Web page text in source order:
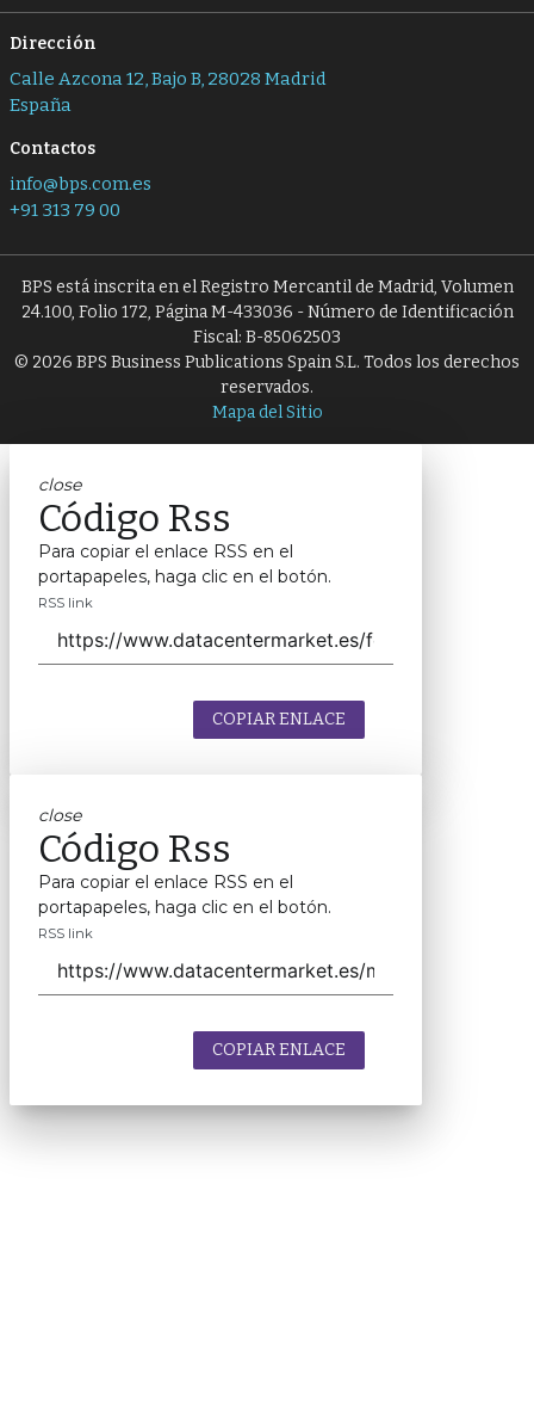
Dirección
Calle Azcona 12, Bajo B, 28028 Madrid
España
Contactos
info@bps.com.es
+91 313 79 00
BPS está inscrita en el Registro Mercantil de Madrid, Volumen
24.100, Folio 172, Página M-433036 - Número de Identificación
Fiscal: B-85062503
© 2026 BPS Business Publications Spain S.L. Todos los derechos
reservados.
Mapa del Sitio
close
Código Rss
Para copiar el enlace RSS en el
portapapeles, haga clic en el botón.
RSS link
COPIAR ENLACE
close
Código Rss
Para copiar el enlace RSS en el
portapapeles, haga clic en el botón.
RSS link
COPIAR ENLACE